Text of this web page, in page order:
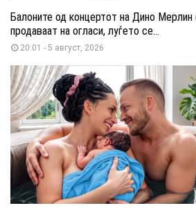
Балоните од концертот на Дино Мерлин
продаваат на огласи, луѓето се...
20:01 - 5 август, 2026